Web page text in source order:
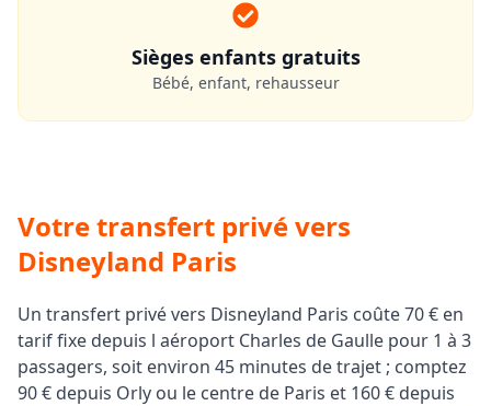
Sièges enfants gratuits
Bébé, enfant, rehausseur
Votre transfert privé vers
Disneyland Paris
Un transfert privé vers Disneyland Paris coûte 70 € en
tarif fixe depuis l aéroport Charles de Gaulle pour 1 à 3
passagers, soit environ 45 minutes de trajet ; comptez
90 € depuis Orly ou le centre de Paris et 160 € depuis